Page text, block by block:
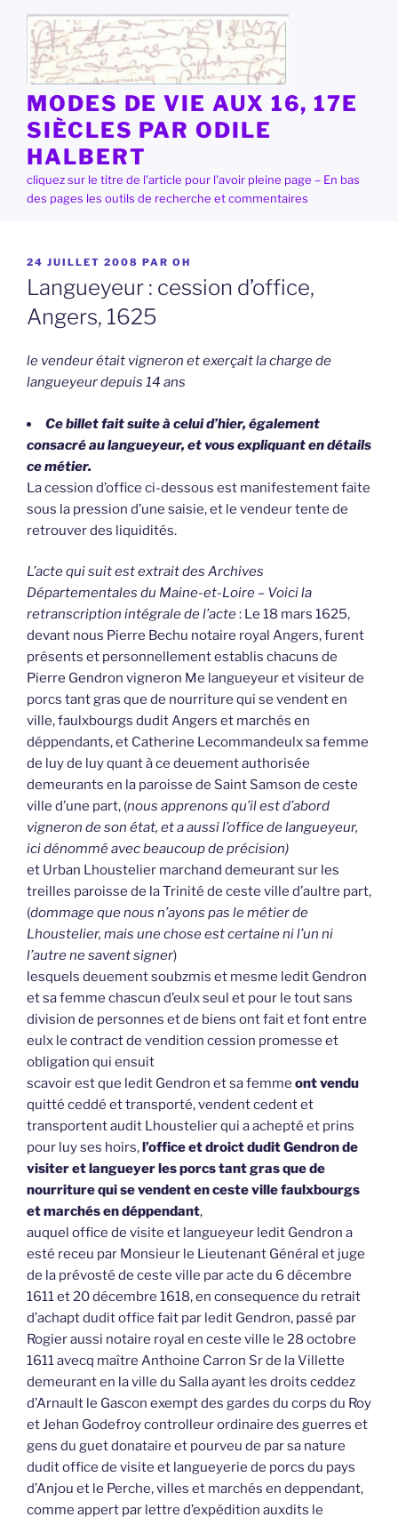
contenu
principal
MODES DE VIE AUX 16, 17E
SIÈCLES PAR ODILE
HALBERT
cliquez sur le titre de l'article pour l'avoir pleine page – En bas
des pages les outils de recherche et commentaires
PUBLIÉ
LE
24 JUILLET 2008 PAR OH
Langueyeur : cession d’office,
Angers, 1625
le vendeur était vigneron et exerçait la charge de
langueyeur depuis 14 ans
Ce billet fait suite à celui d’hier, également
consacré au langueyeur, et vous expliquant en détails
ce métier.
La cession d’office ci-dessous est manifestement faite
sous la pression d’une saisie, et le vendeur tente de
retrouver des liquidités.
L’acte qui suit est extrait des Archives
Départementales du Maine-et-Loire – Voici la
retranscription intégrale de l’acte: Le 18 mars 1625,
devant nous Pierre Bechu notaire royal Angers, furent
présents et personnellement establis chacuns de
Pierre Gendron vigneron Me langueyeur et visiteur de
porcs tant gras que de nourriture qui se vendent en
ville, faulxbourgs dudit Angers et marchés en
déppendants, et Catherine Lecommandeulx sa femme
de luy de luy quant à ce deuement authorisée
demeurants en la paroisse de Saint Samson de ceste
ville d’une part, (nous apprenons qu’il est d’abord
vigneron de son état, et a aussi l’office de langueyeur,
ici dénommé avec beaucoup de précision)
et Urban Lhoustelier marchand demeurant sur les
treilles paroisse de la Trinité de ceste ville d’aultre part,
(dommage que nous n’ayons pas le métier de
Lhoustelier, mais une chose est certaine ni l’un ni
l’autre ne savent signer)
lesquels deuement soubzmis et mesme ledit Gendron
et sa femme chascun d’eulx seul et pour le tout sans
division de personnes et de biens ont fait et font entre
eulx le contract de vendition cession promesse et
obligation qui ensuit
scavoir est que ledit Gendron et sa femme ont vendu
quitté ceddé et transporté, vendent cedent et
transportent audit Lhoustelier qui a achepté et prins
pour luy ses hoirs,l’office et droict dudit Gendron de
visiter et langueyer les porcs tant gras que de
nourriture qui se vendent en ceste ville faulxbourgs
et marchés en déppendant,
auquel office de visite et langueyeur ledit Gendron a
esté receu par Monsieur le Lieutenant Général et juge
de la prévosté de ceste ville par acte du 6 décembre
1611 et 20 décembre 1618, en consequence du retrait
d’achapt dudit office fait par ledit Gendron, passé par
Rogier aussi notaire royal en ceste ville le 28 octobre
1611 avecq maître Anthoine Carron Sr de la Villette
demeurant en la ville du Salla ayant les droits ceddez
d’Arnault le Gascon exempt des gardes du corps du Roy
et Jehan Godefroy controlleur ordinaire des guerres et
gens du guet donataire et pourveu de par sa nature
dudit office de visite et langueyerie de porcs du pays
d’Anjou et le Perche, villes et marchés en deppendant,
comme appert par lettre d’expédition auxdits le